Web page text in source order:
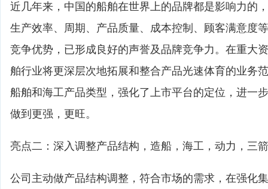
近几年来，中国的船舶在世界上的品牌都是影响力的
生产效率、周期、产品质量、成本控制、顾客满意度
竞争优势，已形成良好的声誉及品牌竞争力。在重大
舶行业将更深层次地拓展和整合产品光速体育的业务
船舶和海工产品类型，强化了上市平台的定位，进一
做到更强，更旺。
亮点二：深入调整产品结构，造船，海工，动力，三
公司主动做产品结构调整，符合市场的需求，在强化